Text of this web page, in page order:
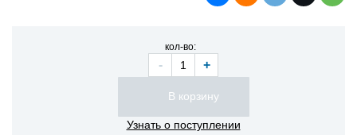
кол-во:
- +
Узнать о поступлении